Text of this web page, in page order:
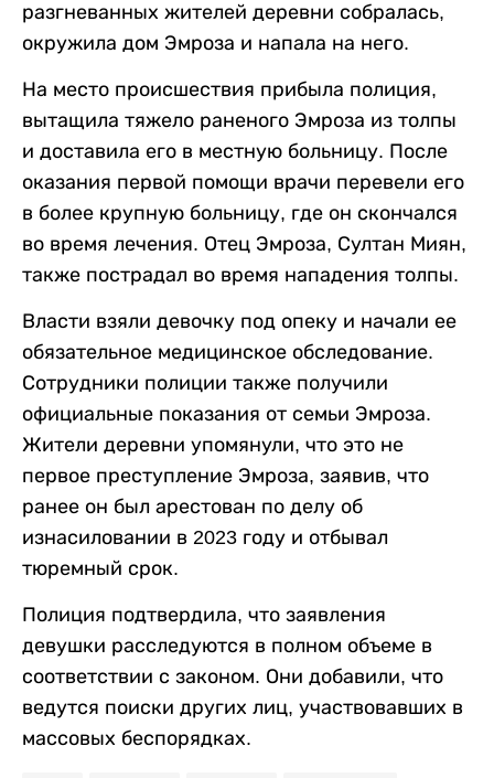
разгневанных жителей деревни собралась,
окружила дом Эмроза и напала на него.
На место происшествия прибыла полиция,
вытащила тяжело раненого Эмроза из толпы
и доставила его в местную больницу. После
оказания первой помощи врачи перевели его
в более крупную больницу, где он скончался
во время лечения. Отец Эмроза, Султан Миян,
также пострадал во время нападения толпы.
Власти взяли девочку под опеку и начали ее
обязательное медицинское обследование.
Сотрудники полиции также получили
официальные показания от семьи Эмроза.
Жители деревни упомянули, что это не
первое преступление Эмроза, заявив, что
ранее он был арестован по делу об
изнасиловании в 2023 году и отбывал
тюремный срок.
Полиция подтвердила, что заявления
девушки расследуются в полном объеме в
соответствии с законом. Они добавили, что
ведутся поиски других лиц, участвовавших в
массовых беспорядках.